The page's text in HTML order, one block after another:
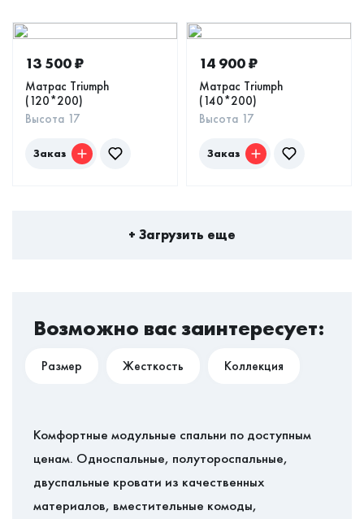
13 500₽
Матрас Triumph
(120*200)
Высота 17
Заказ
14 900₽
Матрас Triumph
(140*200)
Высота 17
Заказ
+ Загрузить еще
Возможно вас заинтересует:
Размер Жесткость Коллекция
Комфортные модульные спальни по доступным
ценам. Односпальные, полутороспальные,
двуспальные кровати из качественных
материалов, вместительные комоды,